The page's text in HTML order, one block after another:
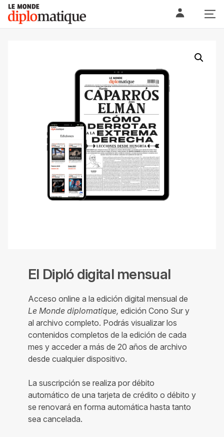
Skip
content
Le monde diplomatique
El Dipló digital mensual
Acceso online a la edición digital mensual de
Le Monde diplomatique, edición Cono Sur y
al archivo completo. Podrás visualizar los
contenidos completos de la edición de cada
mes y acceder a más de 20 años de archivo
desde cualquier dispositivo.
La suscripción se realiza por débito
automático de una tarjeta de crédito o débito y
se renovará en forma automática hasta tanto
sea cancelada.